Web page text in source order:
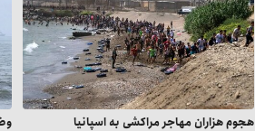
هجوم هزاران مهاجر مراکشی به اسپانیا